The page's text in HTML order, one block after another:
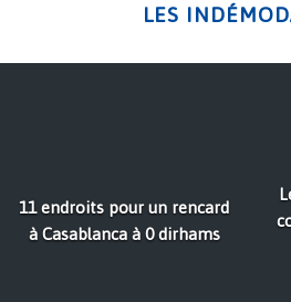
LES
11 endroits pour un rencard
à Casablanca à 0 dirhams